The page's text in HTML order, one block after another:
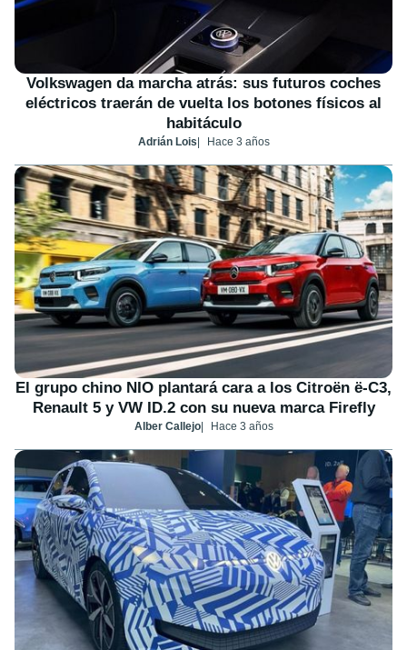
Volkswagen da marcha atrás: sus futuros coches
eléctricos traerán de vuelta los botones físicos al
habitáculo
Adrián Lois Hace 3 años
El grupo chino NIO plantará cara a los Citroën ë-C3,
Renault 5 y VW ID.2 con su nueva marca Firefly
Alber Callejo Hace 3 años